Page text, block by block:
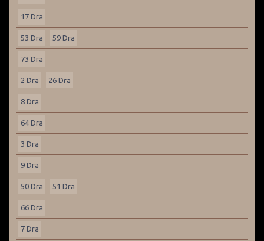
17 Dra
53 Dra 59 Dra
73 Dra
2 Dra 26 Dra
8 Dra
64 Dra
3 Dra
9 Dra
50 Dra 51 Dra
66 Dra
7 Dra